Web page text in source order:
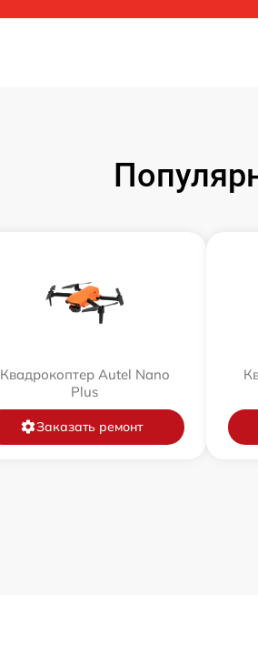
Квадрокоптер Autel Nano
Plus
Заказать ремонт